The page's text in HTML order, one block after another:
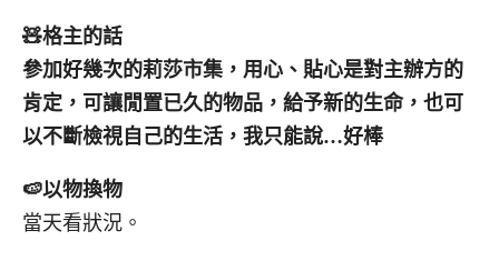
🧸格主的話
參加好幾次的莉莎市集，用心、貼心是對主辦方的
肯定，可讓閒置已久的物品，給予新的生命，也可
以不斷檢視自己的生活，我只能說…好棒
🍉以物換物
當天看狀況。